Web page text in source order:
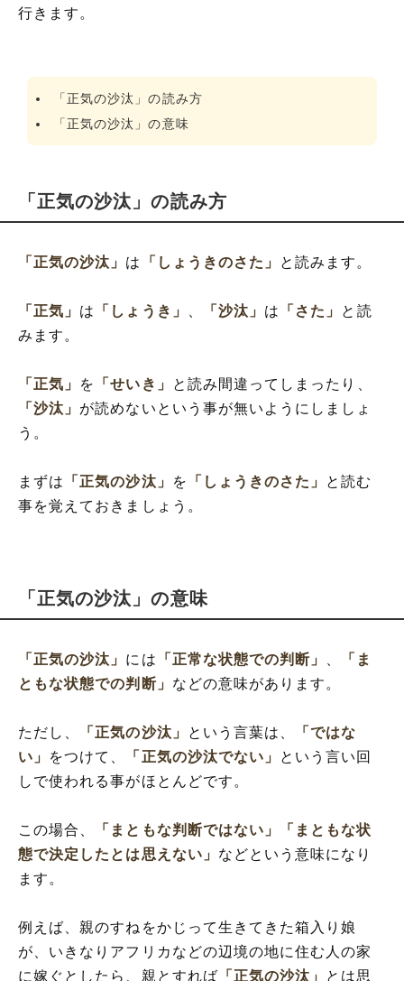
行きます。
「正気の沙汰」の読み方
「正気の沙汰」の意味
「正気の沙汰」の読み方
「正気の沙汰」 は 「しょうきのさた」 と読みます。
「正気」 は 「しょうき」 「沙汰」 は 「さた」 と読
みます。
「正気」 を 「せいき」
と読み間違ってしまったり、
「沙汰」 が読めないという事が無いようにしましょ
う。
まずは 「正気の沙汰」 を 「しょうきのさた」 と読む
事を覚えておきましょう。
「正気の沙汰」の意味
「正気の沙汰」 には 「正常な状態での判断」
「ま
ともな状態での判断」 などの意味があります。
ただし、 「正気の沙汰」 という言葉は、
「ではな
い」
をつけて、 「正気の沙汰でない」
という言い回
しで使われる事がほとんどです。
この場合、 「まともな判断ではない」
「まともな状
態で決定したとは思えない」 などという意味になり
ます。
例えば、親のすねをかじって生きてきた箱入り娘
が、いきなりアフリカなどの辺境の地に住む人の家
に嫁ぐとしたら、親とすれば 「正気の沙汰」 とは思